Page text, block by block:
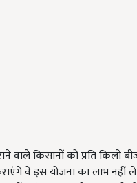
वाले किसानों को प्रति किलो
वे इस योजना का लाभ नहीं